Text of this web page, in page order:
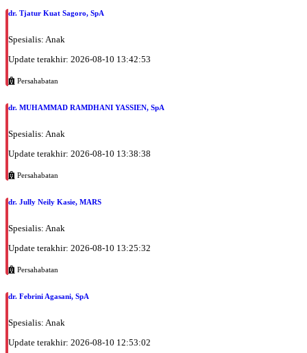
dr. Tjatur Kuat Sagoro, SpA
Spesialis: Anak
Update terakhir: 2026-08-10 13:42:53
Persahabatan
dr. MUHAMMAD RAMDHANI YASSIEN, SpA
Spesialis: Anak
Update terakhir: 2026-08-10 13:38:38
Persahabatan
dr. Jully Neily Kasie, MARS
Spesialis: Anak
Update terakhir: 2026-08-10 13:25:32
Persahabatan
dr. Febrini Agasani, SpA
Spesialis: Anak
Update terakhir: 2026-08-10 12:53:02